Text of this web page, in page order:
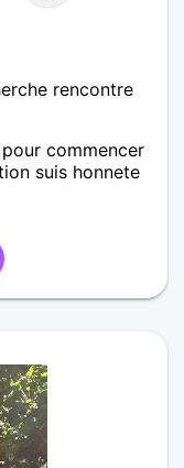
rencontre
commencer
suis honnete